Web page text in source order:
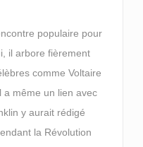
populaire pour
il arbore fièrement
comme Voltaire
a même un lien avec
y aurait rédigé
la Révolution